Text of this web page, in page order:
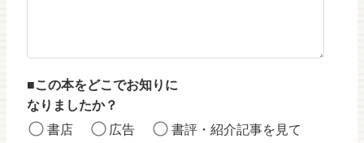
この本をどこでお知りに
なりましたか？
書店
広告
書評・紹介記事を見て